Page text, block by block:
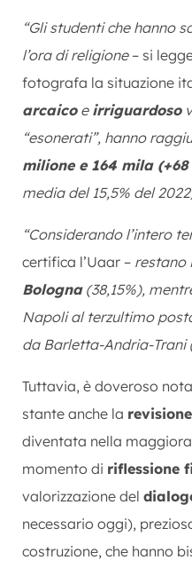
“Gli studenti che hanno
l’ora di religione– si
fotografa la situazione
arcaicoe irriguardoso
“esonerati”, hanno
milione e 164 mila
media del 15,5% del
“Considerando l’intero
certifica l’Uaar – restano
Bologna(38,15%),
Napoli al terzultimo
da Barletta-Andria-Trani
Tuttavia, è doveroso
stante anche la
diventata nella
momento di riflessione
valorizzazione del
necessario oggi),
costruzione, che hanno